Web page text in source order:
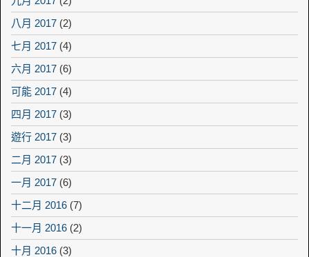
八月 2017 (2)
七月 2017 (4)
六月 2017 (6)
可能 2017 (4)
四月 2017 (3)
遊行 2017 (3)
二月 2017 (3)
一月 2017 (6)
十二月 2016 (7)
十一月 2016 (2)
十月 2016 (3)